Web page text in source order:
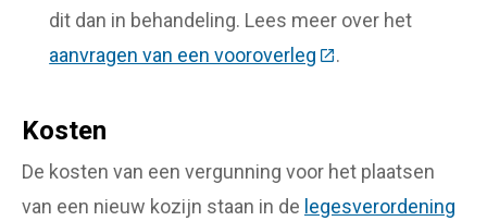
dit dan in behandeling. Lees meer over het
aanvragen van een vooroverleg (Deze link gaat
.
Kosten
De kosten van een vergunning voor het plaatsen
van een nieuw kozijn staan in de legesverordening